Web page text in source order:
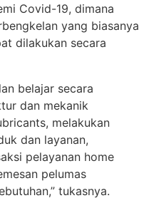
Covid-19, dimana
yang biasanya
dilakukan secara
belajar secara
dan mekanik
melakukan
dan layanan,
pelayanan home
pelumas
tukasnya.